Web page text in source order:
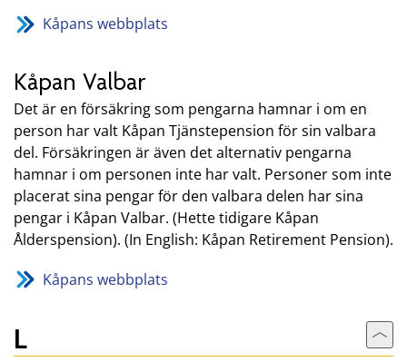
Kåpans webbplats
Kåpan Valbar
Det är en försäkring som pengarna hamnar i om en
person har valt Kåpan Tjänstepension för sin valbara
del. Försäkringen är även det alternativ pengarna
hamnar i om personen inte har valt. Personer som inte
placerat sina pengar för den valbara delen har sina
pengar i Kåpan Valbar. (Hette tidigare Kåpan
Ålderspension). (In English: Kåpan Retirement Pension).
Kåpans webbplats
L Till